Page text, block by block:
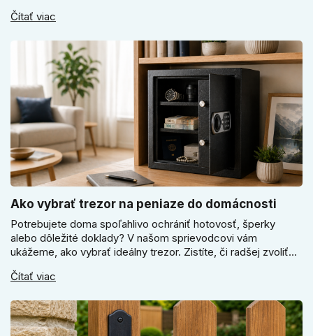
ako vyberať medzi okrúhlym a štvorcovým štítom. Nové
Čítať viac
Ako vybrať trezor na peniaze do domácnosti
Potrebujete doma spoľahlivo ochrániť hotovosť, šperky
alebo dôležité doklady? V našom sprievodcovi vám
ukážeme, ako vybrať ideálny trezor. Zistíte, či radšej zvoliť
kľúčové jeho správne ukotvenie.
Čítať viac